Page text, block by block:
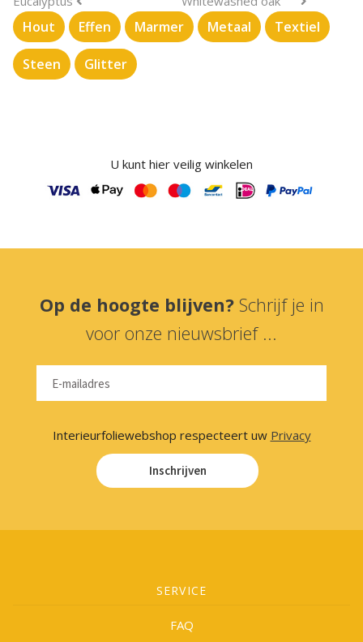
Hout Effen Marmer Metaal Textiel
Steen Glitter
U kunt hier veilig winkelen
Op de hoogte blijven? Schrijf je in
voor onze nieuwsbrief ...
Interieurfoliewebshop respecteert uw Privacy
Inschrijven
SERVICE
FAQ